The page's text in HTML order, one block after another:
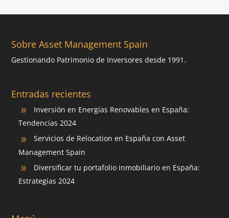
Sobre Asset Management Spain
Gestionando Patrimonio de Inversores desde 1991.
Entradas recientes
9
Inversión en Energías Renovables en España:
Tendencias 2024
9
Servicios de Relocation en España con Asset
Management Spain
9
Diversificar tu portafolio inmobiliario en España:
Estrategias 2024